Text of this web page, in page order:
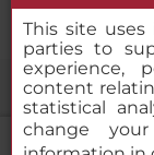
This site
parties to
experience,
content
statistical
change